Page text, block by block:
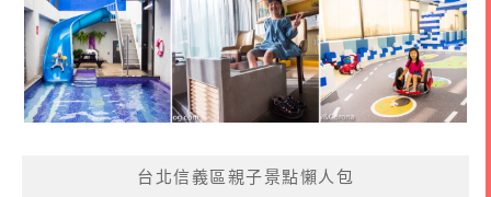
台北信義區親子景點懶人包